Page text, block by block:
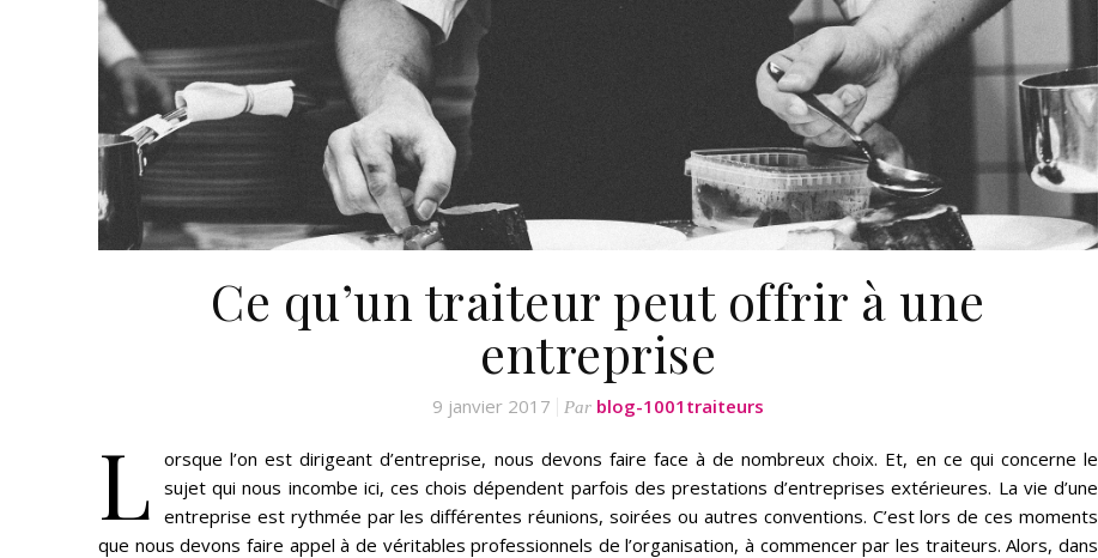
Ce qu’un traiteur peut offrir à une
entreprise
9 janvier 2017 Par blog-1001traiteurs
L orsque l’on est dirigeant d’entreprise, nous devons faire face à de nombreux choix. Et, en ce qui concerne le
sujet qui nous incombe ici, ces chois dépendent parfois des prestations d’entreprises extérieures. La vie d’une
entreprise est rythmée par les différentes réunions, soirées ou autres conventions. C’est lors de ces moments
que nous devons faire appel à de véritables professionnels de l’organisation, à commencer par les traiteurs. Alors, dans